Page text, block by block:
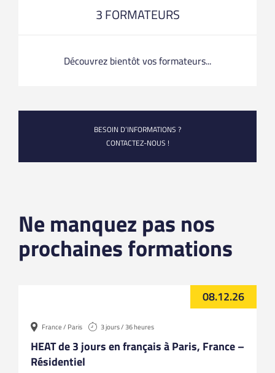
3 FORMATEURS
Découvrez bientôt vos formateurs...
BESOIN D’INFORMATIONS ?
CONTACTEZ-NOUS !
Ne manquez pas nos
prochaines formations
08.12.26
France / Paris 3 jours / 36 heures
HEAT de 3 jours en français à Paris, France –
Résidentiel